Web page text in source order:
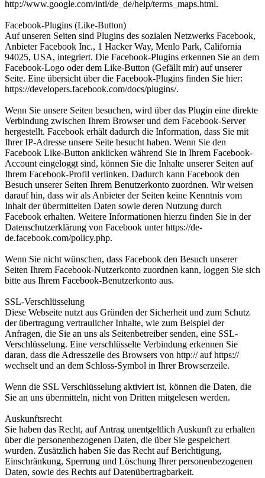
http://www.google.com/intl/de_de/help/terms_maps.html.
Facebook-Plugins (Like-Button)
Auf unseren Seiten sind Plugins des sozialen Netzwerks Facebook,
Anbieter Facebook Inc., 1 Hacker Way, Menlo Park, California
94025, USA, integriert. Die Facebook-Plugins erkennen Sie an dem
Facebook-Logo oder dem Like-Button (Gefällt mir) auf unserer
Seite. Eine übersicht über die Facebook-Plugins finden Sie hier:
https://developers.facebook.com/docs/plugins/.
Wenn Sie unsere Seiten besuchen, wird über das Plugin eine direkte
Verbindung zwischen Ihrem Browser und dem Facebook-Server
hergestellt. Facebook erhält dadurch die Information, dass Sie mit
Ihrer IP-Adresse unsere Seite besucht haben. Wenn Sie den
Facebook Like-Button anklicken während Sie in Ihrem Facebook-
Account eingeloggt sind, können Sie die Inhalte unserer Seiten auf
Ihrem Facebook-Profil verlinken. Dadurch kann Facebook den
Besuch unserer Seiten Ihrem Benutzerkonto zuordnen. Wir weisen
darauf hin, dass wir als Anbieter der Seiten keine Kenntnis vom
Inhalt der übermittelten Daten sowie deren Nutzung durch
Facebook erhalten. Weitere Informationen hierzu finden Sie in der
Datenschutzerklärung von Facebook unter https://de-
de.facebook.com/policy.php.
Wenn Sie nicht wünschen, dass Facebook den Besuch unserer
Seiten Ihrem Facebook-Nutzerkonto zuordnen kann, loggen Sie sich
bitte aus Ihrem Facebook-Benutzerkonto aus.
SSL-Verschlüsselung
Diese Webseite nutzt aus Gründen der Sicherheit und zum Schutz
der übertragung vertraulicher Inhalte, wie zum Beispiel der
Anfragen, die Sie an uns als Seitenbetreiber senden, eine SSL-
Verschlüsselung. Eine verschlüsselte Verbindung erkennen Sie
daran, dass die Adresszeile des Browsers von http:// auf https://
wechselt und an dem Schloss-Symbol in Ihrer Browserzeile.
Wenn die SSL Verschlüsselung aktiviert ist, können die Daten, die
Sie an uns übermitteln, nicht von Dritten mitgelesen werden.
Auskunftsrecht
Sie haben das Recht, auf Antrag unentgeltlich Auskunft zu erhalten
über die personenbezogenen Daten, die über Sie gespeichert
wurden. Zusätzlich haben Sie das Recht auf Berichtigung,
Einschränkung, Sperrung und Löschung Ihrer personenbezogenen
Daten, sowie des Rechts auf Datenübertragbarkeit.